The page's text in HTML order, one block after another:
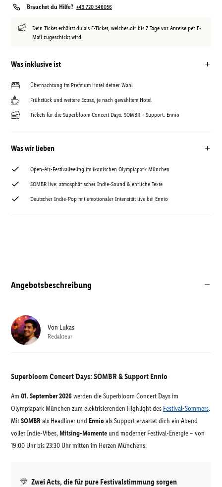
Brauchst du Hilfe? +43 720 546056
Dein Ticket erhältst du als E-Ticket, welches dir bis 7 Tage vor Anreise per E-
Mail zugeschickt wird.
Was inklusive ist
Übernachtung im Premium Hotel deiner Wahl
Frühstück und weitere Extras, je nach gewähltem Hotel
Tickets für die Superbloom Concert Days: SOMBR + Support: Ennio
Was wir lieben
Open-Air-Festivalfeeling im ikonischen Olympiapark München
SOMBR live: atmosphärischer Indie-Sound & ehrliche Texte
Deutscher Indie-Pop mit emotionaler Intensität live bei Ennio
Angebotsbeschreibung
Superbloom Concert Days: SOMBR & Support Ennio
Am 01. September 2026werden die Superbloom Concert Days im
Olympiapark München zum elektrisierenden Highlight des Festival-Sommers.
MitSOMBRals Headliner und Ennioals Support erwartet dich ein Abend
voller Indie-Vibes,Mitsing-Momente und moderner Festival-Energie – von
19:00 Uhr bis 23:30 Uhr mitten im Herzen Münchens.
Zwei Acts, die für pure Festivalstimmung sorgen
Von Lukas
Redakteur